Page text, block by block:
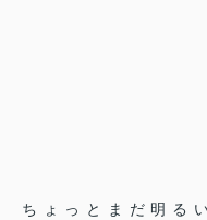
ちょっとまだ明る